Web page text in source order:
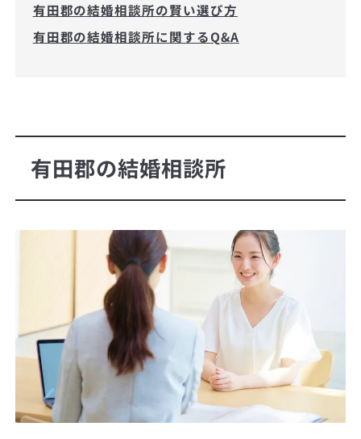
有田郡の結婚相談所の賢い選び方
有田郡の結婚相談所に関するQ&A
有田郡の結婚相談所